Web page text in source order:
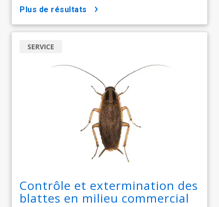
plus de résultats
Contrôle et extermination des
blattes en milieu commercial
SERVICE